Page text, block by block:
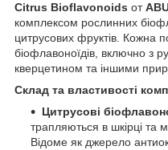
Citrus Bioflavonoids от
комплексом рослинних
цитрусових фруктів. Кожна
біофлавоноїдів, включно з
кверцетином та іншими
Склад та властивості
Цитрусові
трапляються в шкірці та
Відоме як джерело